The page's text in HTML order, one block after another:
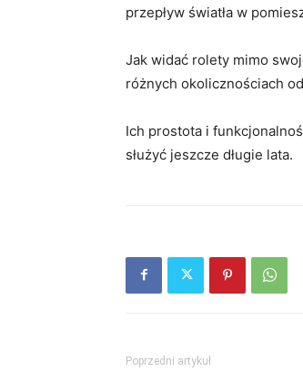
przepływ światła w
Jak widać rolety mimo
różnych okolicznościach
Ich prostota i
służyć jeszcze długie lata.
Poprzedni artykuł